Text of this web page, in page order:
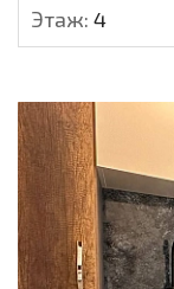
Этаж: 4